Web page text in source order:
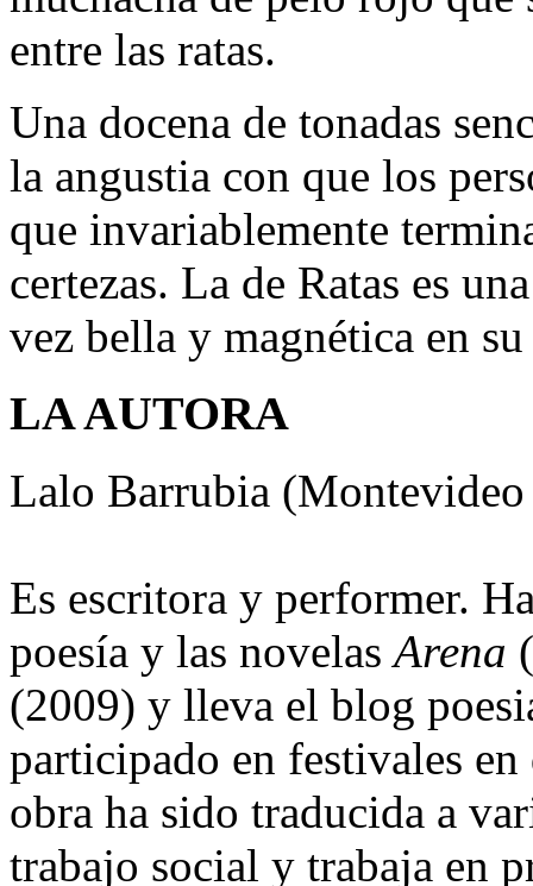
entre las ratas.
Una docena de tonadas
la angustia con que los
que invariablemente
certezas. La de Ratas es
vez bella y magnética en
LA AUTORA
Lalo Barrubia
Es escritora y performer.
poesía y las novelasArena
(2009) y lleva el blog
participado en festivales
obra ha sido traducida a
trabajo social y trabaja en